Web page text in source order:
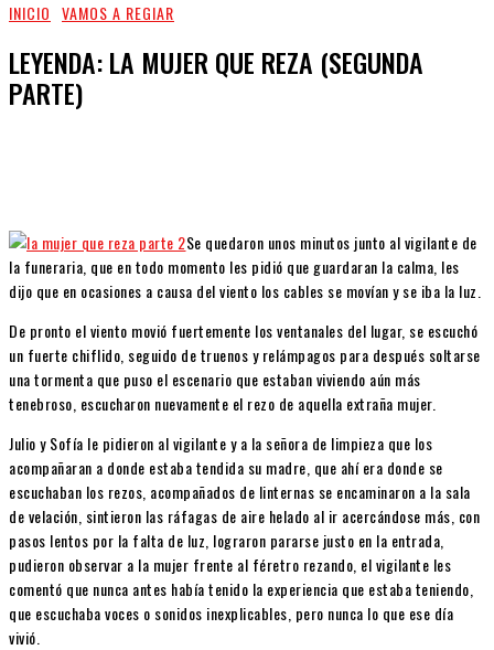
INICIO VAMOS A REGIAR
LEYENDA: LA MUJER QUE REZA (SEGUNDA
PARTE)
Se quedaron unos minutos junto al vigilante de
la funeraria, que en todo momento les pidió que guardaran la calma, les
dijo que en ocasiones a causa del viento los cables se movían y se iba la luz.
De pronto el viento movió fuertemente los ventanales del lugar, se escuchó
un fuerte chiflido, seguido de truenos y relámpagos para después soltarse
una tormenta que puso el escenario que estaban viviendo aún más
tenebroso, escucharon nuevamente el rezo de aquella extraña mujer.
Julio y Sofía le pidieron al vigilante y a la señora de limpieza que los
acompañaran a donde estaba tendida su madre, que ahí era donde se
escuchaban los rezos, acompañados de linternas se encaminaron a la sala
de velación, sintieron las ráfagas de aire helado al ir acercándose más, con
pasos lentos por la falta de luz, lograron pararse justo en la entrada,
pudieron observar a la mujer frente al féretro rezando, el vigilante les
comentó que nunca antes había tenido la experiencia que estaba teniendo,
que escuchaba voces o sonidos inexplicables, pero nunca lo que ese día
vivió.